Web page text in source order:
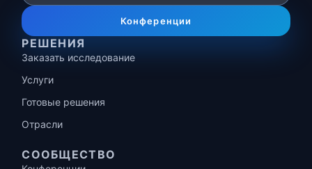
Конференции
РЕШЕНИЯ
Заказать исследование
Услуги
Готовые решения
Отрасли
СООБЩЕСТВО